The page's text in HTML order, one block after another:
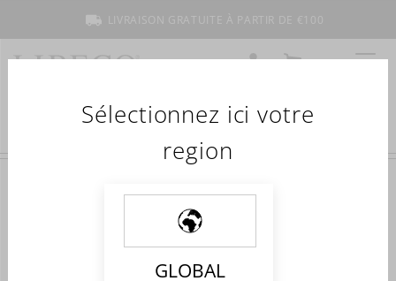
Sélectionnez ici votre
region
GLOBAL
LIVRAISON GRATUITE À PARTIR DE €100
STELLA
Shop the collection